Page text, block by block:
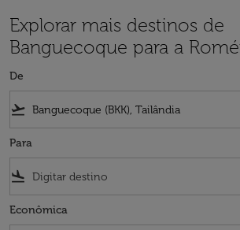
Explorar mais destinos de
Banguecoque para a
De
flight_takeoff
Para
flight_land
Econômica